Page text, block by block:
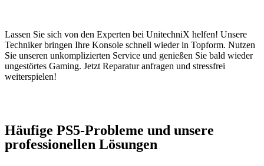
Lassen Sie sich von den Experten bei UnitechniX helfen! Unsere
Techniker bringen Ihre Konsole schnell wieder in Topform. Nutzen
Sie unseren unkomplizierten Service und genießen Sie bald wieder
ungestörtes Gaming. Jetzt Reparatur anfragen und stressfrei
weiterspielen!
Häufige PS5-Probleme und unsere
professionellen Lösungen